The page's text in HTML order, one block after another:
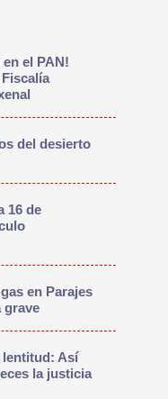
el PAN!
del desierto
16 de
en Parajes
grave
lentitud: Así
la justicia